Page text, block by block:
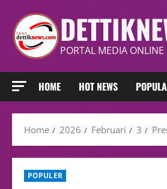
PORTAL MEDIA
HOME HOT NEWS
Home 2026 Februari 3
POPULER